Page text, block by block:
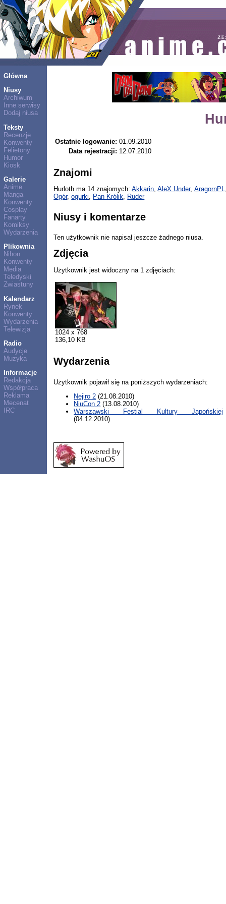
Główna
Niusy
Archiwum
Inne serwisy
Dodaj niusa
Teksty
Recenzje
Konwenty
Felietony
Humor
Kiosk
Galerie
Anime
Manga
Konwenty
Cosplay
Fanarty
Komiksy
Wydarzenia
Plikownia
Nihon
Konwenty
Media
Teledyski
Zwiastuny
Kalendarz
Rynek
Konwenty
Wydarzenia
Telewizja
Radio
Audycje
Muzyka
Informacje
Redakcja
Współpraca
Reklama
Mecenat
IRC
Ostatnie logowanie: 01.09.2010
Data rejestracji: 12.07.2010
Znajomi
Hurloth ma 14 znajomych:Akkarin,AleX Under, AragornPL
Ogór,ogurki, Pan Królik, Ruder
Niusy i komentarze
Ten użytkownik nie napisał jeszcze żadnego niusa.
Zdjęcia
Użytkownik jest widoczny na 1 zdjęciach:
1024 x 768
136,10 KB
Wydarzenia
Użytkownik pojawił się na poniższych wydarzeniach:
Nejiro 2 (21.08.2010)
NiuCon 2 (13.08.2010)
Warszawski Festial Kultury Japońskiej
(04.12.2010)